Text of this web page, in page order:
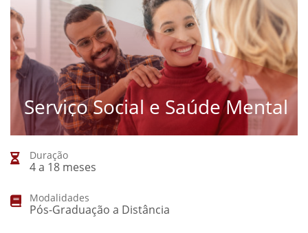
Serviço Social e Saúde Mental
Duração
4 a 18 meses
Modalidades
Pós-Graduação a Distância